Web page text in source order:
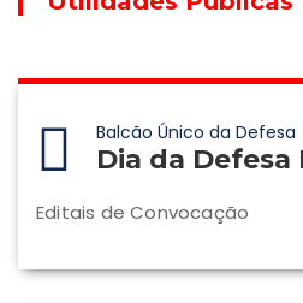
Balcão Único da Defesa
Dia da Defesa
Editais de Convocação